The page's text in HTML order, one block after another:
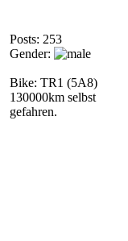
Posts: 253
Gender:
Bike: TR1 (5A8)
130000km selbst
gefahren.